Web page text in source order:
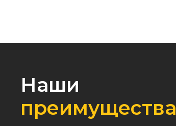
Наши
преимущества